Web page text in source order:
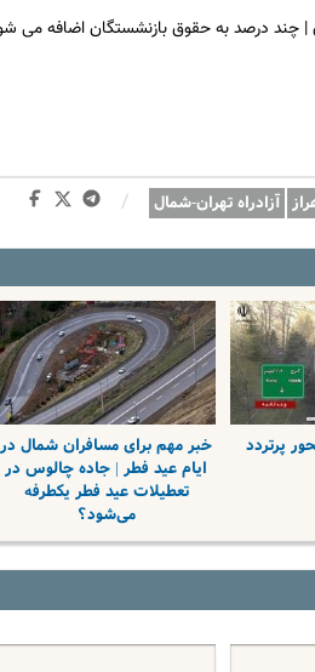
| چند درصد به حقوق بازنشستگان اضافه می
آزادراه تهران-شمال /
پرتردد
خبر مهم برای مسافران شمال در
ایام عید فطر | جاده چالوس در
تعطیلات عید فطر یکطرفه
می‌شود؟